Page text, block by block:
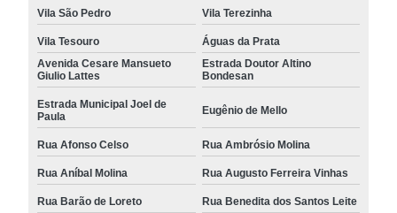
Vila São Pedro Vila Terezinha
Vila Tesouro
Águas da Prata
Avenida Cesare Mansueto
Giulio Lattes
Estrada Doutor Altino
Bondesan
Estrada Municipal Joel de
Paula
Eugênio de Mello
Rua Afonso Celso Rua Ambrósio Molina
Rua Aníbal Molina Rua Augusto Ferreira Vinhas
Rua Barão de Loreto Rua Benedita dos Santos Leite